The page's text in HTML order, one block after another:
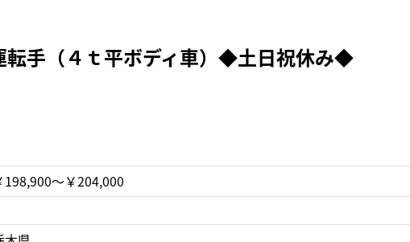
転手（４ｔ平ボディ車）◆土日祝休み◆
198,900〜￥204,000